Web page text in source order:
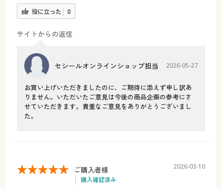
役に立った 0
サイトからの返信
セシールオンラインショップ担当 2026-05-27
お買い上げいただきましたのに、ご期待に添えず申し訳あ
りません。いただいたご意見は今後の商品企画の参考にさ
せていただきます。貴重なご意見をありがとうございまし
た。
ご購入者様
購入確認済み
2026-03-10